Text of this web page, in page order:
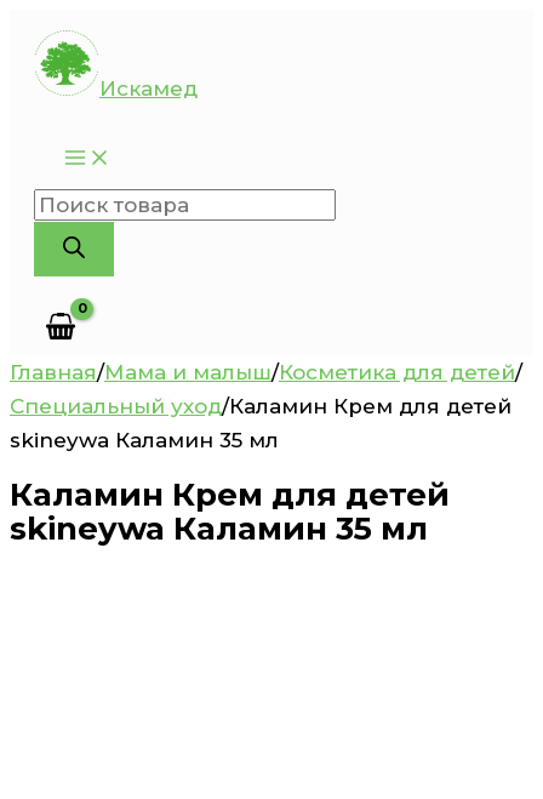
Перейти
содержимому
Искамед
Поиск
товаров
Главная/Мама и малыш/Косметика для детей/
Специальный уход/Каламин Крем для детей
skineywa Каламин 35 мл
Каламин Крем для детей
skineywa Каламин 35 мл